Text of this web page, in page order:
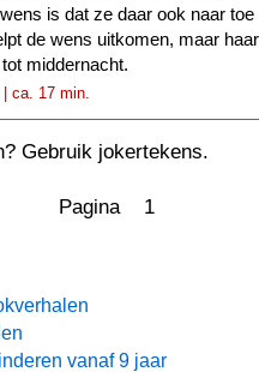
is dat ze daar ook naar toe
de wens uitkomen, maar haar
middernacht.
ca. 17 min.
Gebruik jokertekens.
Pagina 1
vanaf 9 jaar